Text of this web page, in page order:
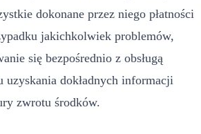
dokonane przez niego płatności
jakichkolwiek problemów,
się bezpośrednio z obsługą
uzyskania dokładnych informacji
zwrotu środków.